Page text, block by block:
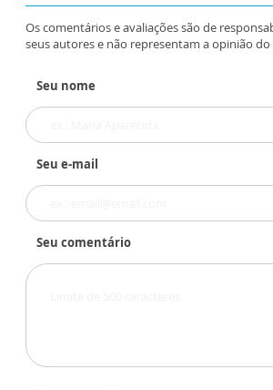
Os comentários e avaliações são de
seus autores e não representam a opinião do
Seu nome
Seu e-mail
Seu comentário